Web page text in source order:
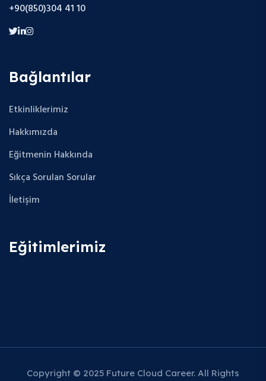
+90(850)304 41 10
Bağlantılar
Etkinliklerimiz
Hakkımızda
Eğitmenin Hakkında
Sıkça Sorulan Sorular
İletişim
Eğitimlerimiz
Copyright © 2025 Future Cloud Career. All Rights